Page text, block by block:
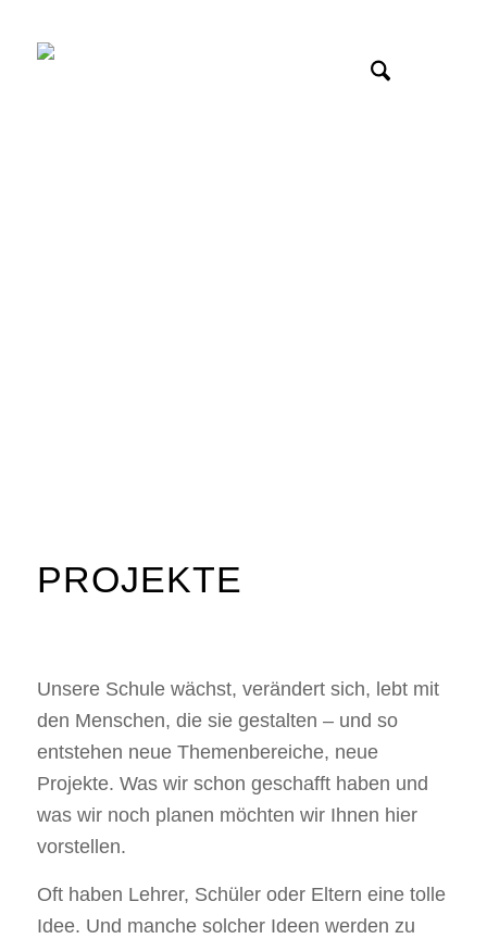
PROJEKTE
Unsere Schule wächst, verändert sich, lebt mit
den Menschen, die sie gestalten – und so
entstehen neue Themenbereiche, neue
Projekte. Was wir schon geschafft haben und
was wir noch planen möchten wir Ihnen hier
vorstellen.
Oft haben Lehrer, Schüler oder Eltern eine tolle
Idee. Und manche solcher Ideen werden zu